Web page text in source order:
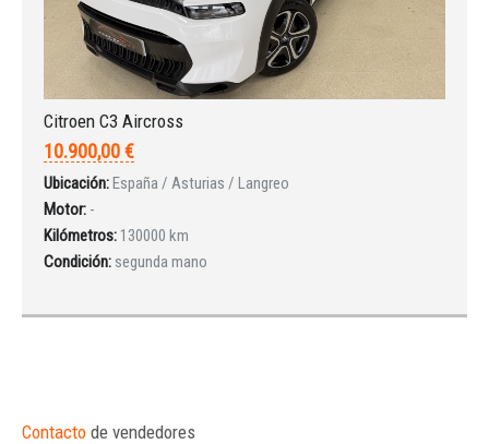
Citroen C3 Aircross
10.900,00 €
Ubicación:España / Asturias / Langreo
Motor: -
Kilómetros: 130000 km
Condición: segunda mano
Contacto de vendedores